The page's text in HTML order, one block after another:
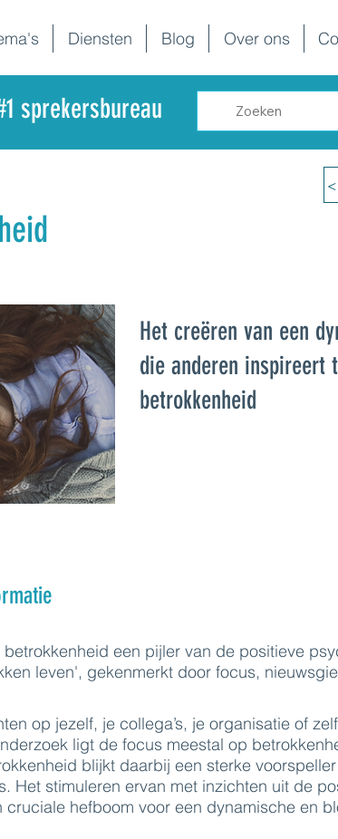
Diensten Blog Over ons
Het creëren van een
die anderen inspireert
betrokkenheid
een pijler van de positieve
leven', gekenmerkt door focus,
op jezelf, je collega’s, je organisatie of
ligt de focus meestal op
blijkt daarbij een sterke
Het stimuleren ervan met inzichten uit de
hefboom voor een dynamische en
sprekersbureau